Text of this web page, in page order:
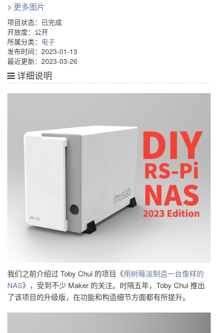
> 更多图片
项目状态：已完成
开放度：公开
所属分类： 电子
发布时间：2023-01-13
最近更新：2023-03-26
详细说明
我们之前介绍过 Toby Chui 的项目《用树莓派制造一台像样的
NAS》，受到不少 Maker 的关注。时隔五年，Toby Chui 推出
了该项目的升级版，在功能和构造细节方面都有所提升。